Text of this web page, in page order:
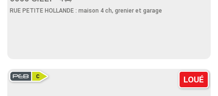
RUE PETITE HOLLANDE : maison 4 ch, grenier et garage
LOUÉ